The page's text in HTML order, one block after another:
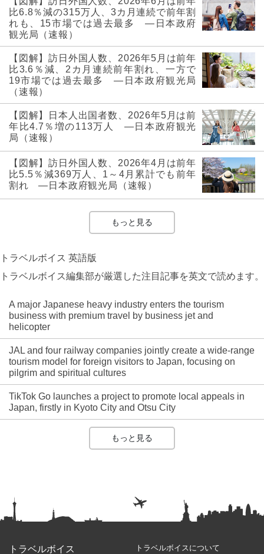
比6.8％減の315万人、3カ月連続で前年割
れも、15市場では過去最多 ―日本政府
観光局（速報）
【図解】訪日外国人数、2026年5月は前年
比3.6％減、2カ月連続前年割れ、一方で
19市場では過去最多 ―日本政府観光局
（速報）
【図解】日本人出国者数、2026年5月は前
年比4.7％増の113万人 ―日本政府観光
局（速報）
【図解】訪日外国人数、2026年4月は前年
比5.5％減369万人、1～4月累計でも前年
割れ ―日本政府観光局（速報）
もっと見る
トラベルボイス 英語版
トラベルボイス編集部が厳選した注目記事を英文で読めます。
A major Japanese heavy industry enters the tourism
business with premium travel by business jet and
helicopter
JAL and four railway companies jointly create a wide-range
tourism model for foreign visitors to Japan, focusing on
pilgrim and spiritual cultures
TikTok Go launches a project to promote local appeals in
Japan, firstly in Kyoto City and Otsu City
もっと見る
トラベルボイス トラベルボイスについて